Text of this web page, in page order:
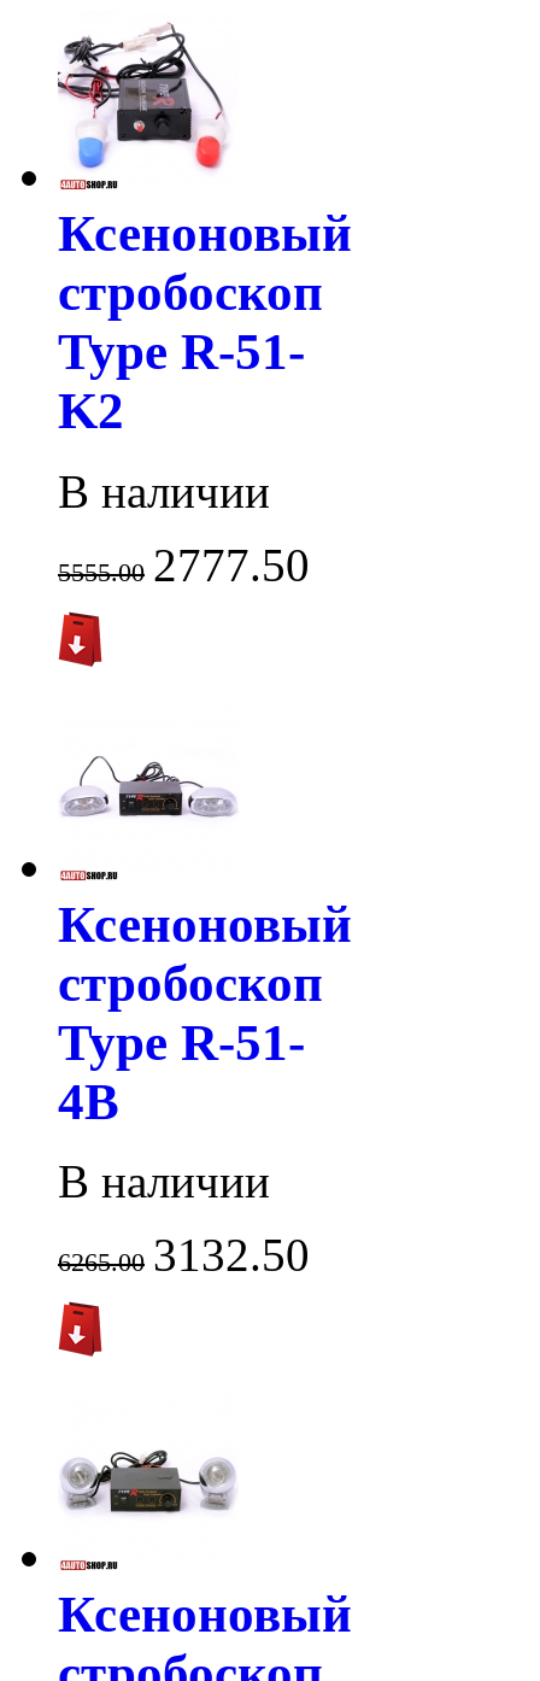
Ксеноновый
стробоскоп
Type R-51-
K2
В наличии
5555.00 2777.50
Ксеноновый
стробоскоп
Type R-51-
4B
В наличии
6265.00 3132.50
Ксеноновый